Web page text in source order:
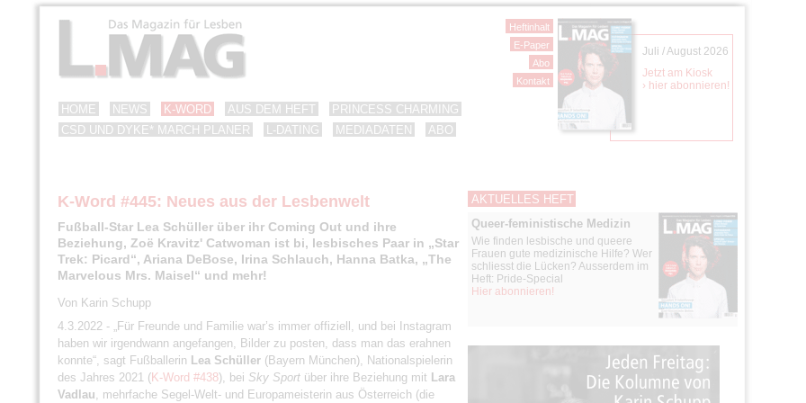
HOME NEWS K-WORD AUS DEM HEFT
PRINCESS CHARMING
CSD UND DYKE* MARCH PLANER
L-DATING MEDIADATEN ABO
K-Word #445: Neues aus der Lesbenwelt
Fußball-Star Lea Schüller über ihr Coming Out und ihre
Beziehung, Zoë Kravitz' Catwoman ist bi, lesbisches Paar in „Star
Trek: Picard“, Ariana DeBose, Irina Schlauch, Hanna Batka, „The
Marvelous Mrs. Maisel“ und mehr!
Von Karin Schupp
4.3.2022 - „Für Freunde und Familie war’s immer offiziell, und bei Instagram
haben wir irgendwann angefangen, Bilder zu posten, dass man das erahnen
konnte“, sagt Fußballerin Lea Schüller (Bayern München), Nationalspielerin
des Jahres 2021 (K-Word #438), bei Sky Sport über ihre Beziehung mit Lara
Vadlau, mehrfache Segel-Welt- und Europameisterin aus Österreich (die
AKTUELLES HEFT
Queer-feministische Medizin
Wie finden lesbische und queere
Frauen gute medizinische Hilfe? Wer
schliesst die Lücken? Ausserdem im
Heft: Pride-Special
Hier abonnieren!
Heftinhalt
E-Paper
Abo
Kontakt
Juli / August 2026
Jetzt am Kiosk
› hier abonnieren!